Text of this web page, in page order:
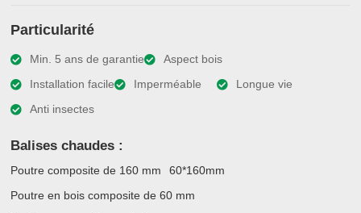
Particularité
Min. 5 ans de garantie
Aspect bois
Installation facile
Imperméable
Longue vie
Anti insectes
Balises chaudes :
Poutre composite de 160 mm
60*160mm
Poutre en bois composite de 60 mm